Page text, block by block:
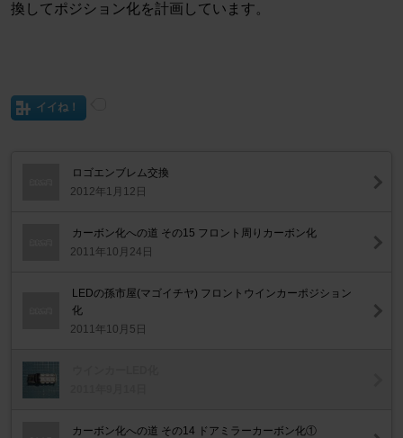
換してポジション化を計画しています。
イイね！
ロゴエンブレム交換
2012年1月12日
カーボン化への道 その15 フロント周りカーボン化
2011年10月24日
LEDの孫市屋(マゴイチヤ) フロントウインカーポジション
化
2011年10月5日
カーボン化への道 その14 ドアミラーカーボン化①